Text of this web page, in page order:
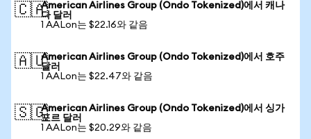
🇨🇦American Airlines Group (Ondo Tokenized)에서 캐나
다 달러
1 AALon는 $22.16와 같음
🇦🇺American Airlines Group (Ondo Tokenized)에서 호주
달러
1 AALon는 $22.47와 같음
🇸🇬American Airlines Group (Ondo Tokenized)에서 싱가
포르 달러
1 AALon는 $20.29와 같음